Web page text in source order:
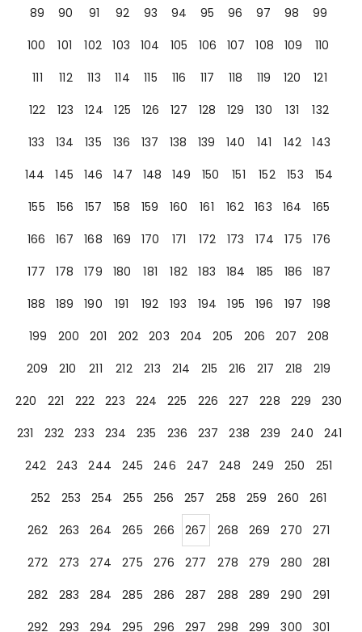
89
90 91 92 93 94 95 96 97 98
99
100
101 102 103 104 105 106 107 108 109
110
111
112 113 114 115 116 117 118 119 120
121
122
123 124 125 126 127 128 129 130 131
132
133
134 135 136 137 138 139 140 141 142
143
144
145 146 147 148 149 150 151 152 153
154
155
156 157 158 159 160 161 162 163 164
165
166
167 168 169 170 171 172 173 174 175
176
177
178 179 180 181 182 183 184 185 186
187
188
189 190 191 192 193 194 195 196 197
198
199
200 201 202 203 204 205 206 207
208
209
210 211 212 213 214 215 216 217 218
219
220
221 222 223 224 225 226 227 228 229
230
231
232 233 234 235 236 237 238 239 240
241
242
243 244 245 246 247 248 249 250
251
252
253 254 255 256 257 258 259 260
261
262
263 264 265 266 267 268 269 270
271
272
273 274 275 276 277 278 279 280
281
282
283 284 285 286 287 288 289 290
291
292
293 294 295 296 297 298 299 300 301